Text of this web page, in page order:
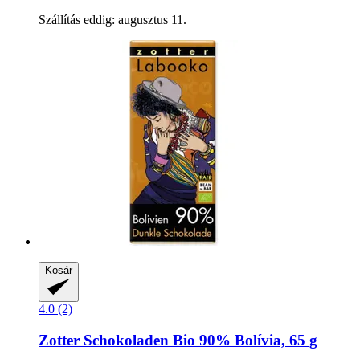
Szállítás eddig: augusztus 11.
Kosár
4.0 (2)
Zotter Schokoladen Bio 90% Bolívia, 65 g